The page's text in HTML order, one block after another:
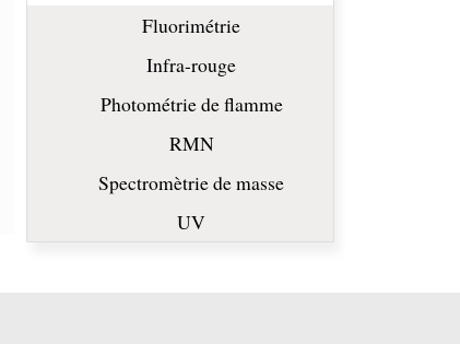
Fluorimétrie
Infra-rouge
Photométrie de flamme
RMN
Spectromètrie de masse
UV